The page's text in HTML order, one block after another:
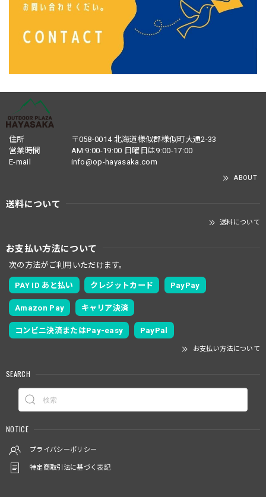
住所
〒058-0014 北海道様似郡様似町大通2-33
営業時間
AM:9:00-19:00 日曜日は9:00-17:00
E-mail
info@op-hayasaka.com
ABOUT
送料について
送料について
お支払い方法について
次の方法がご利用いただけます。
PAY ID あと払い クレジットカード PayPay
Amazon Pay キャリア決済
コンビニ決済またはPay-easy PayPal
お支払い方法について
SEARCH
NOTICE
プライバシーポリシー
特定商取引法に基づく表記